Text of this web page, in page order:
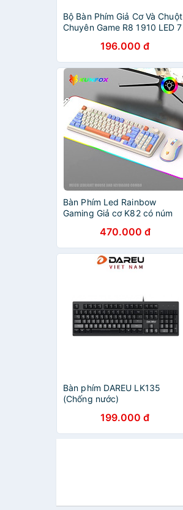
Bộ Bàn Phím Giả Cơ Và Chuột
Chuyên Game R8 1910 LED 7
196.000 đ
Bàn Phím Led Rainbow
Gaming Giả cơ K82 có núm
laptop hàng nhập khẩu
470.000 đ
Bàn phím DAREU LK135
(Chống nước)
199.000 đ